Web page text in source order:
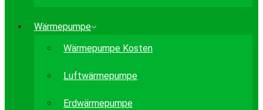
Wärmepumpe
Wärmepumpe Kosten
Luftwärmepumpe
Erdwärmepumpe